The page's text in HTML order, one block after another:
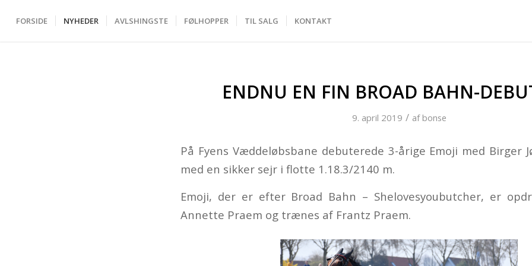
FORSIDE NYHEDER AVLSHINGSTE FØLHOPPER TIL SALG KONTAKT
ENDNU EN FIN BROAD BAHN-
9. april 2019 / afbonse
På Fyens Væddeløbsbane debuterede 3-årige Emoji med Birger
med en sikker sejr i flotte 1.18.3/2140 m.
Emoji, der er efter Broad Bahn – Shelovesyoubutcher, er
Annette Praem og trænes af Frantz Praem.